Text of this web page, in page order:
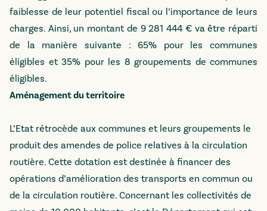
faiblesse de leur potentiel fiscal ou l’importance de leurs
charges. Ainsi, un montant de 9 281 444 € va être réparti
de la manière suivante : 65% pour les communes
éligibles et 35% pour les 8 groupements de communes
éligibles.
Aménagement du territoire
L’Etat rétrocède aux communes et leurs groupements le
produit des amendes de police relatives à la circulation
routière. Cette dotation est destinée à financer des
opérations d’amélioration des transports en commun ou
de la circulation routière. Concernant les collectivités de